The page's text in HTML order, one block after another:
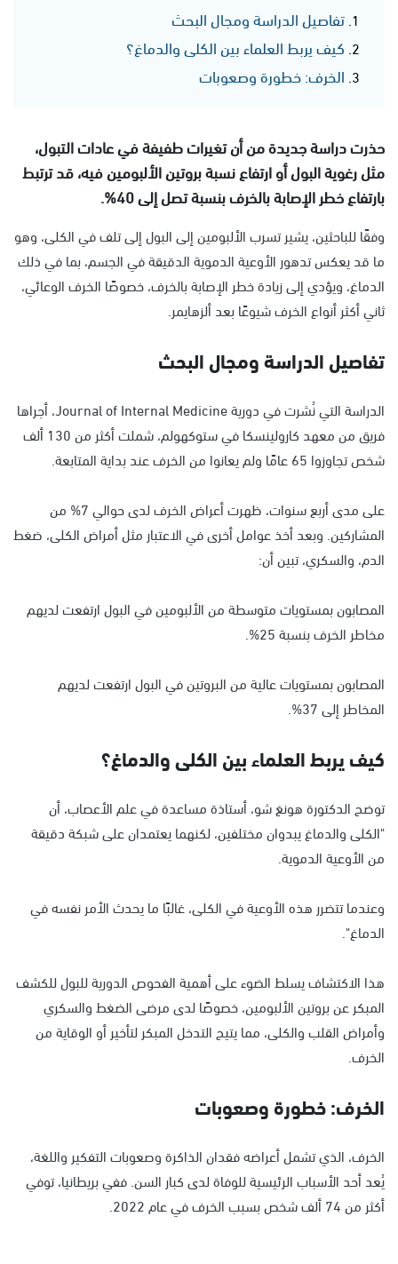
تفاصيل الدراسة ومجال البحث
كيف يربط العلماء بين الكلى والدماغ؟
الخرف: خطورة وصعوبات
حذرت دراسة جديدة من أن تغيرات طفيفة في عادات التبول،
مثل رغوية البول أو ارتفاع نسبة بروتين الألبومين فيه، قد ترتبط
بارتفاع خطر الإصابة بالخرف بنسبة تصل إلى 40%.
وفقًا للباحثين، يشير تسرب الألبومين إلى البول إلى تلف في الكلى، وهو
ما قد يعكس تدهور الأوعية الدموية الدقيقة في الجسم، بما في ذلك
الدماغ، ويؤدي إلى زيادة خطر الإصابة بالخرف، خصوصًا الخرف الوعائي،
ثاني أكثر أنواع الخرف شيوعًا بعد ألزهايمر.
تفاصيل الدراسة ومجال البحث
الدراسة التي نُشرت في دورية Journal of Internal Medicine، أجراها
فريق من معهد كارولينسكا في ستوكهولم، شملت أكثر من 130 ألف
شخص تجاوزوا 65 عامًا ولم يعانوا من الخرف عند بداية المتابعة.
على مدى أربع سنوات، ظهرت أعراض الخرف لدى حوالي 7% من
المشاركين. وبعد أخذ عوامل أخرى في الاعتبار مثل أمراض الكلى، ضغط
الدم، والسكري، تبين أن:
المصابون بمستويات متوسطة من الألبومين في البول ارتفعت لديهم
مخاطر الخرف بنسبة 25%.
المصابون بمستويات عالية من البروتين في البول ارتفعت لديهم
المخاطر إلى 37%.
كيف يربط العلماء بين الكلى والدماغ؟
توضح الدكتورة هونغ شو، أستاذة مساعدة في علم الأعصاب، أن
"الكلى والدماغ يبدوان مختلفين، لكنهما يعتمدان على شبكة دقيقة
من الأوعية الدموية.
وعندما تتضرر هذه الأوعية في الكلى، غالبًا ما يحدث الأمر نفسه في
الدماغ".
هذا الاكتشاف يسلط الضوء على أهمية الفحوص الدورية للبول للكشف
المبكر عن بروتين الألبومين، خصوصًا لدى مرضى الضغط والسكري
وأمراض القلب والكلى، مما يتيح التدخل المبكر لتأخير أو الوقاية من
الخرف.
الخرف: خطورة وصعوبات
الخرف، الذي تشمل أعراضه فقدان الذاكرة وصعوبات التفكير واللغة،
يُعد أحد الأسباب الرئيسية للوفاة لدى كبار السن. ففي بريطانيا، توفي
أكثر من 74 ألف شخص بسبب الخرف في عام 2022.